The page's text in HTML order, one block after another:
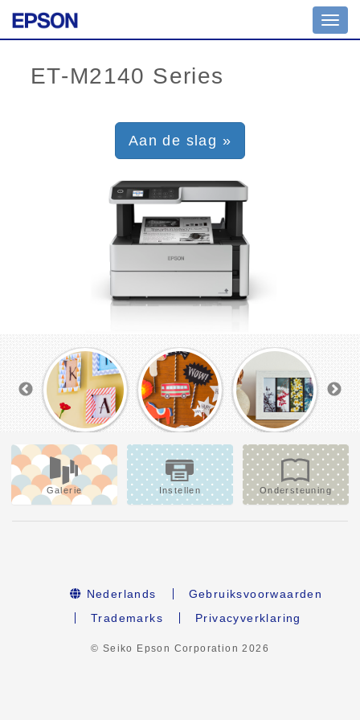
Aan de slag »
Galerie Instellen Ondersteuning
Nederlands
Gebruiksvoorwaarden
Trademarks
Privacyverklaring
© Seiko Epson Corporation 2026